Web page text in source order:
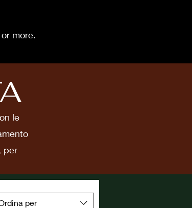
more.
le
per
per